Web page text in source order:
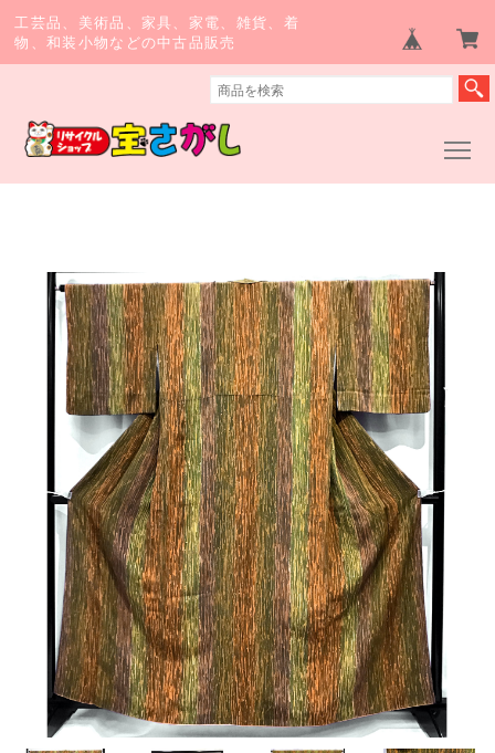
工芸品、美術品、家具、家電、雑貨、着
物、和装小物などの中古品販売